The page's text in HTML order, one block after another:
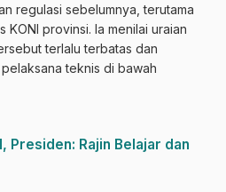
regulasi sebelumnya, terutama
KONI provinsi. Ia menilai uraian
terlalu terbatas dan
teknis di bawah
Presiden: Rajin Belajar dan